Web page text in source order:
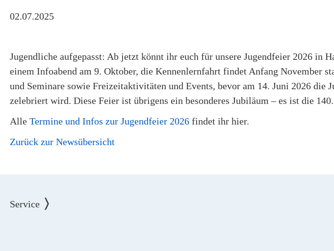
02.07.2025
Jugendliche aufgepasst: Ab jetzt könnt ihr euch für unsere Jugendfeier 2026 in
einem Infoabend am 9. Oktober, die Kennenlernfahrt findet Anfang November
und Seminare sowie Freizeitaktivitäten und Events, bevor am 14. Juni 2026 die
zelebriert wird. Diese Feier ist übrigens ein besonderes Jubiläum – es ist die 140.
Alle Termine und Infos zur Jugendfeier 2026 findet ihr hier.
Zurück zur Newsübersicht
Service